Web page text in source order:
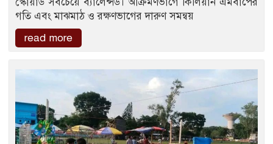
গতি এবং মাঝমাঠ ও রক্ষণভাগের দারুণ সমন্বয়
read more